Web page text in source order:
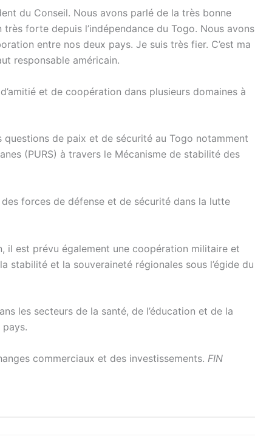
du Conseil. Nous avons parlé de la très bonne
forte depuis l’indépendance du Togo. Nous avons
entre nos deux pays. Je suis très fier. C’est ma
responsable américain.
et de coopération dans plusieurs domaines à
de paix et de sécurité au Togo notamment
(PURS) à travers le Mécanisme de stabilité des
forces de défense et de sécurité dans la lutte
il est prévu également une coopération militaire et
stabilité et la souveraineté régionales sous l’égide du
les secteurs de la santé, de l’éducation et de la
commerciaux et des investissements. FIN